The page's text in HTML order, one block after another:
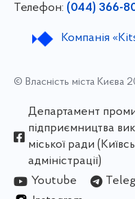
Телефон: (044) 366-
Компанія
© Власність міста Києва
Департамент
підприємництва
міської ради
адміністрації)
Youtube